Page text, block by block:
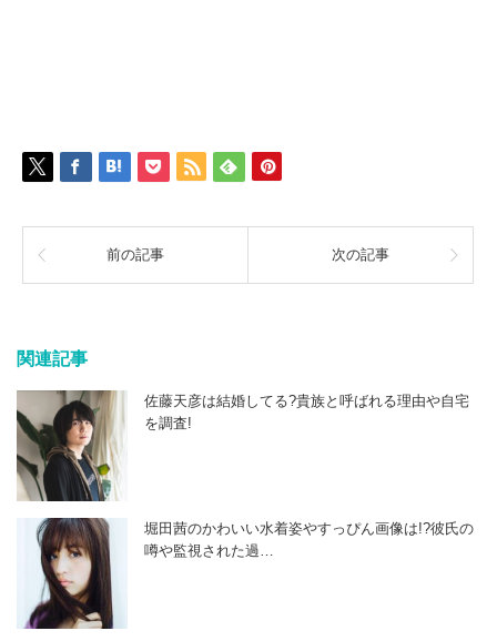
前の記事 次の記事
関連記事
佐藤天彦は結婚してる?貴族と呼ばれる理由や自宅
を調査!
堀田茜のかわいい水着姿やすっぴん画像は!?彼氏の
噂や監視された過…